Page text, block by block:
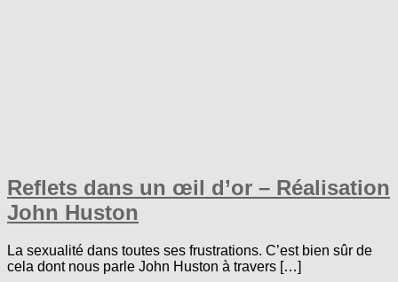
Reflets dans un œil d’or – Réalisation
John Huston
La sexualité dans toutes ses frustrations. C’est bien sûr de
cela dont nous parle John Huston à travers […]